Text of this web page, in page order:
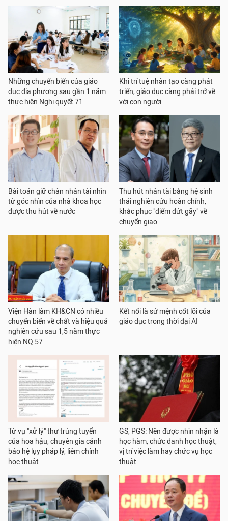
Những chuyển biến của giáo
dục địa phương sau gần 1 năm
thực hiện Nghị quyết 71
Khi trí tuệ nhân tạo càng phát
triển, giáo dục càng phải trở về
với con người
Bài toán giữ chân nhân tài nhìn
từ góc nhìn của nhà khoa học
được thu hút về nước
Thu hút nhân tài bằng hệ sinh
thái nghiên cứu hoàn chỉnh,
khắc phục "điểm đứt gãy" về
chuyển giao
Viện Hàn lâm KH&CN có nhiều
chuyển biến về chất và hiệu quả
nghiên cứu sau 1,5 năm thực
hiện NQ 57
Kết nối là sứ mệnh cốt lõi của
giáo dục trong thời đại AI
Từ vụ "xử lý" thư trúng tuyển
của hoa hậu, chuyên gia cảnh
báo hệ lụy pháp lý, liêm chính
học thuật
GS, PGS: Nên được nhìn nhận là
học hàm, chức danh học thuật,
vị trí việc làm hay chức vụ học
thuật